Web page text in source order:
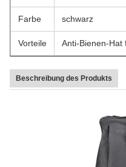
Farbe schwarz
Vorteile Anti-Bienen-Hat
Beschreibung des Produkts